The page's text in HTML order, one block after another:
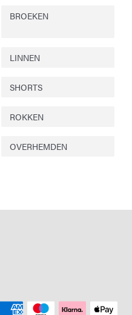
BROEKEN
LINNEN
SHORTS
ROKKEN
OVERHEMDEN